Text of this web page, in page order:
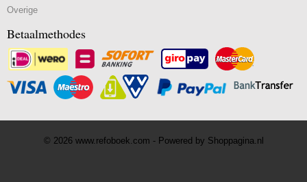
Overige
Betaalmethodes
© 2026 www.refoboek.com - Powered by Shoppagina.nl